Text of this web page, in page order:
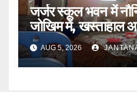
जर्जर स्कूल भवन में
जोखिम में, खस्ताहाल
जागा प्रशासन
AUG 5, 2026